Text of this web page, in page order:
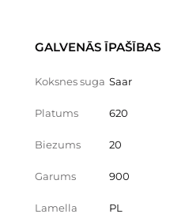
GALVENĀS ĪPAŠĪBAS
Koksnes suga Saar
Platums 620
Biezums 20
Garums 900
Lamella PL